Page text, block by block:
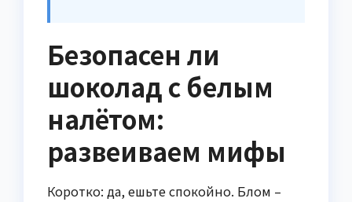
Безопасен ли
шоколад с белым
налётом:
развеиваем мифы
Коротко: да, ешьте спокойно. Блом –